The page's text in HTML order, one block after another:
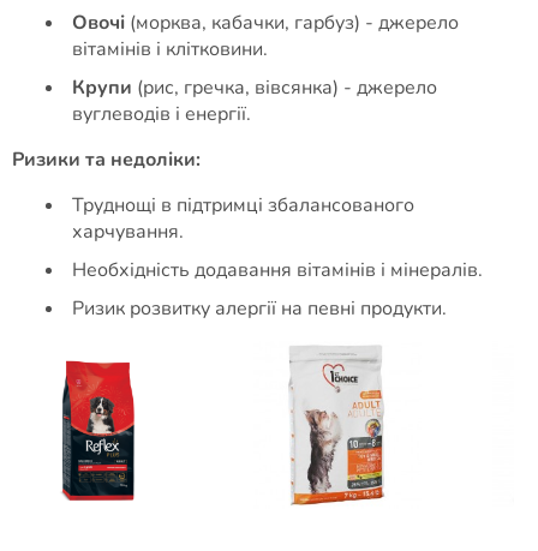
Овочі (морква, кабачки, гарбуз) - джерело
вітамінів і клітковини.
Крупи (рис, гречка, вівсянка) - джерело
вуглеводів і енергії.
Ризики та недоліки:
Труднощі в підтримці збалансованого
харчування.
Необхідність додавання вітамінів і мінералів.
Ризик розвитку алергії на певні продукти.